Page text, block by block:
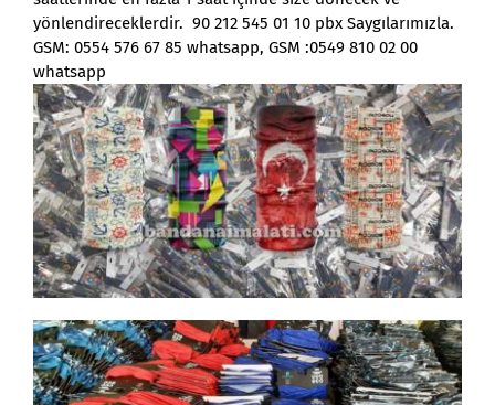
yönlendireceklerdir. 90 212 545 01 10 pbx Saygılarımızla.
GSM: 0554 576 67 85 whatsapp, GSM :0549 810 02 00
whatsapp